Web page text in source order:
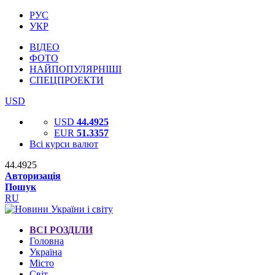
РУС
УКР
ВІДЕО
ФОТО
НАЙПОПУЛЯРНІШІ
СПЕЦПРОЕКТИ
USD
USD 44.4925
EUR 51.3357
Всі курси валют
44.4925
Авторизація
Пошук
RU
ВСІ РОЗДІЛИ
Головна
Україна
Місто